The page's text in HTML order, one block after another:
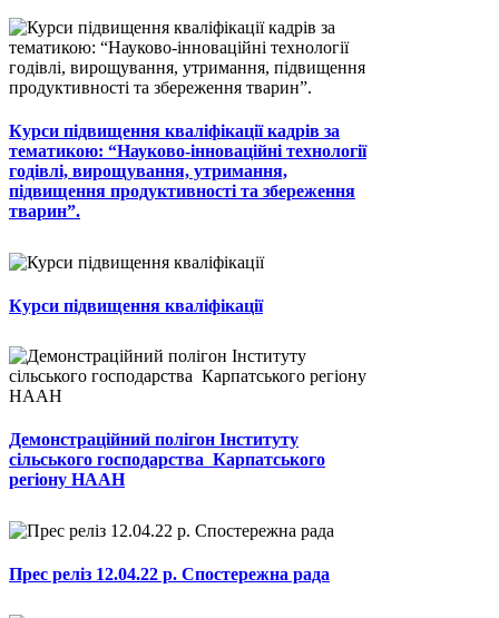
Курси підвищення кваліфікації кадрів за
тематикою: “Науково-інноваційні технології
годівлі, вирощування, утримання,
підвищення продуктивності та збереження
тварин”.
Курси підвищення кваліфікації
Демонстраційний полігон Інституту
сільського господарства Карпатського
регіону НААН
Прес реліз 12.04.22 р. Спостережна рада